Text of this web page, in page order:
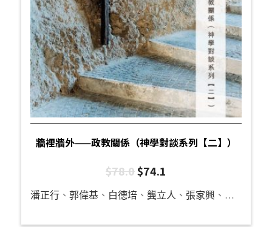
牆裡牆外——政教關係（神學對談系列【二】）
$78.0$74.1
潘正行 、 郭偉基 、 白德培 、 龔立人 、 張家興 、 羅秉祥